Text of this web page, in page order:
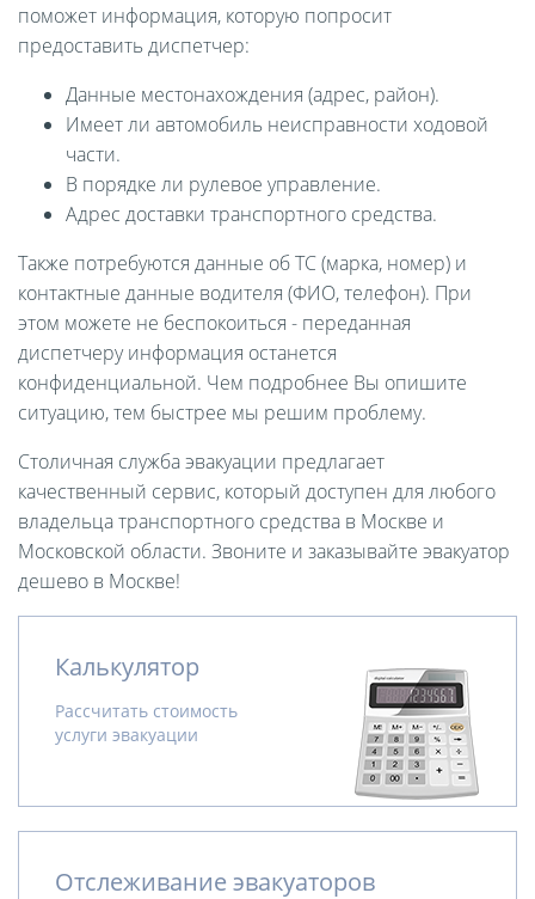
поможет информация, которую попросит
предоставить диспетчер:
Данные местонахождения (адрес, район).
Имеет ли автомобиль неисправности ходовой
части.
В порядке ли рулевое управление.
Адрес доставки транспортного средства.
Также потребуются данные об ТС (марка, номер) и
контактные данные водителя (ФИО, телефон). При
этом можете не беспокоиться - переданная
диспетчеру информация останется
конфиденциальной. Чем подробнее Вы опишите
ситуацию, тем быстрее мы решим проблему.
Столичная служба эвакуации предлагает
качественный сервис, который доступен для любого
владельца транспортного средства в Москве и
Московской области. Звоните и заказывайте эвакуатор
дешево в Москве!
Калькулятор
Рассчитать стоимость
услуги эвакуации
Отслеживание эвакуаторов